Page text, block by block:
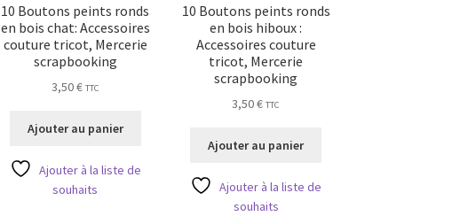
10 Boutons peints ronds
en bois chat: Accessoires
couture tricot, Mercerie
scrapbooking
3,50€ TTC
Ajouter au panier
Ajouter à la liste de
souhaits
10 Boutons peints ronds
en bois hiboux :
Accessoires couture
tricot, Mercerie
scrapbooking
3,50€ TTC
Ajouter au panier
Ajouter à la liste de
souhaits